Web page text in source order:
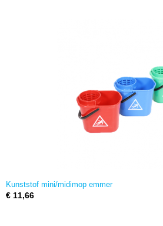
Kunststof mini/midimop emmer
€ 11,66